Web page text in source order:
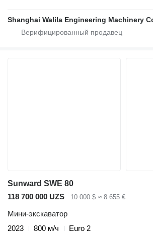
Shanghai Walila Engineering Machinery
Sunward SWE 80
118 700 000 UZS
10 000 $ ≈ 8 655 €
Мини-экскаватор
2023
800 м/ч
Euro 2